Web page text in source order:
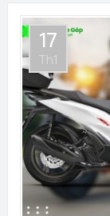
17
Th1